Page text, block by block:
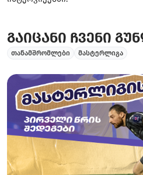
გაიცანი ჩვენი
თანამშრომლები მასტერლიგა